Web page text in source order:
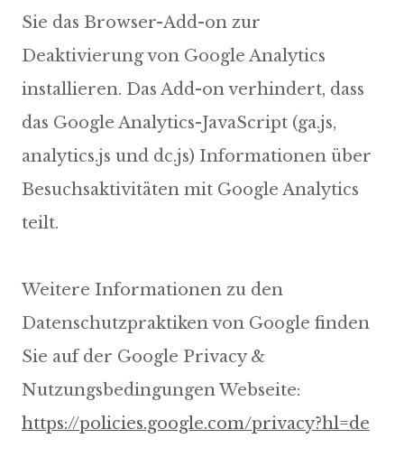
Sie das Browser-Add-on zur
Deaktivierung von Google Analytics
installieren. Das Add-on verhindert, dass
das Google Analytics-JavaScript (ga.js,
analytics.js und dc.js) Informationen über
Besuchsaktivitäten mit Google Analytics
teilt.
Weitere Informationen zu den
Datenschutzpraktiken von Google finden
Sie auf der Google Privacy &
Nutzungsbedingungen Webseite:
https://policies.google.com/privacy?hl=de